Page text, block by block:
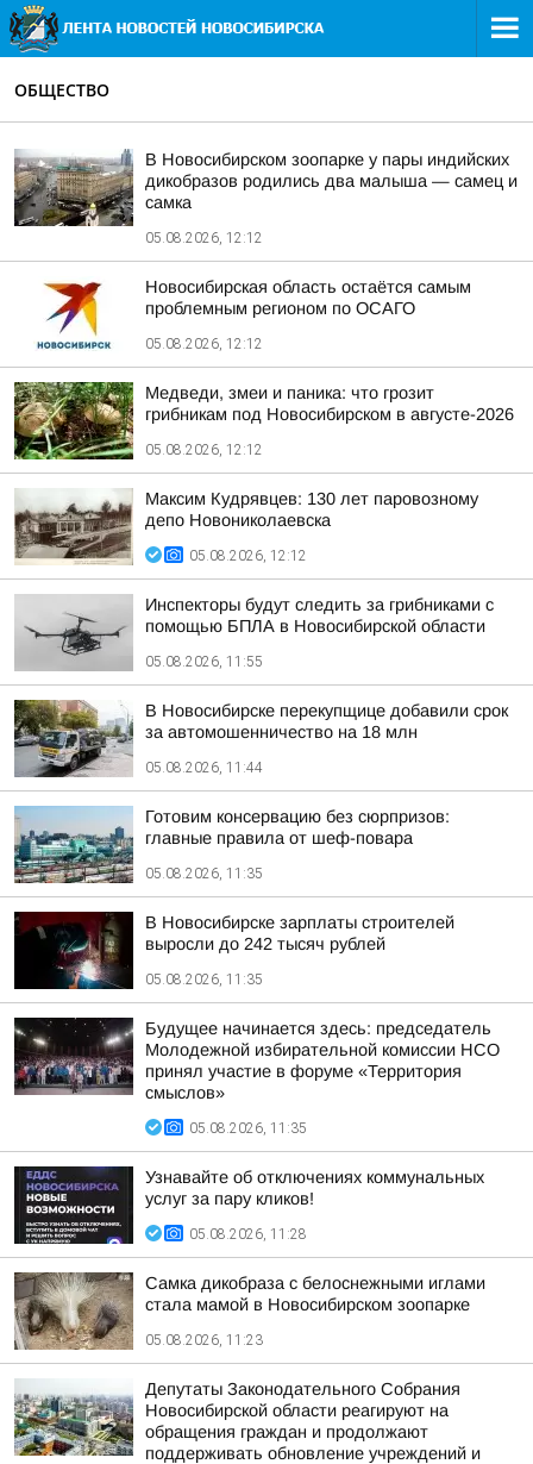
ОБЩЕСТВО
В Новосибирском зоопарке у пары индийских
дикобразов родились два малыша — самец и
самка
05.08.2026, 12:12
Новосибирская область остаётся самым
проблемным регионом по ОСАГО
05.08.2026, 12:12
Медведи, змеи и паника: что грозит
грибникам под Новосибирском в августе-2026
05.08.2026, 12:12
Максим Кудрявцев: 130 лет паровозному
депо Новониколаевска
05.08.2026, 12:12
Инспекторы будут следить за грибниками с
помощью БПЛА в Новосибирской области
05.08.2026, 11:55
В Новосибирске перекупщице добавили срок
за автомошенничество на 18 млн
05.08.2026, 11:44
Готовим консервацию без сюрпризов:
главные правила от шеф-повара
05.08.2026, 11:35
В Новосибирске зарплаты строителей
выросли до 242 тысяч рублей
05.08.2026, 11:35
Будущее начинается здесь: председатель
Молодежной избирательной комиссии НСО
принял участие в форуме «Территория
смыслов»
05.08.2026, 11:35
Узнавайте об отключениях коммунальных
услуг за пару кликов!
05.08.2026, 11:28
Самка дикобраза с белоснежными иглами
стала мамой в Новосибирском зоопарке
05.08.2026, 11:23
Депутаты Законодательного Собрания
Новосибирской области реагируют на
обращения граждан и продолжают
поддерживать обновление учреждений и